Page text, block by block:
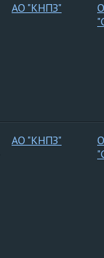
АО "КНПЗ"
АО "КНПЗ"